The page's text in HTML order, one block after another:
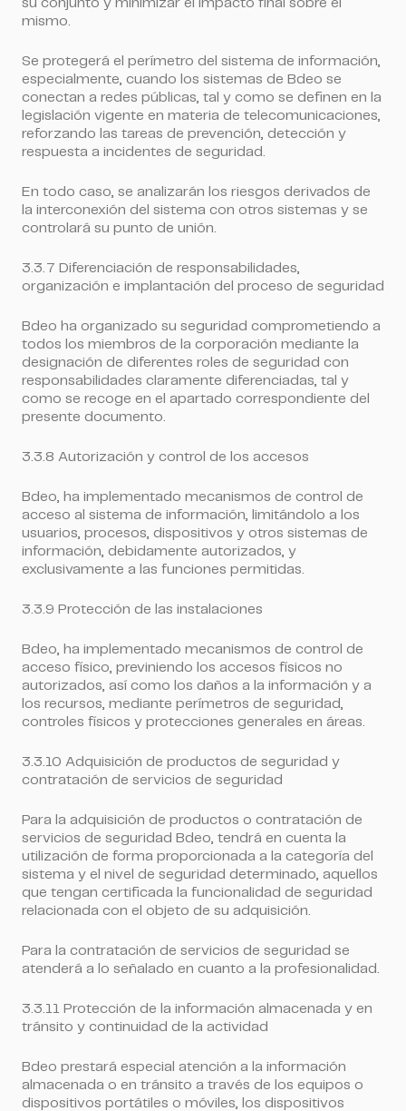
su conjunto y minimizar el impacto final sobre el
mismo.
Se protegerá el perímetro del sistema de información,
especialmente, cuando los sistemas de Bdeo se
conectan a redes públicas, tal y como se definen en la
legislación vigente en materia de telecomunicaciones,
reforzando las tareas de prevención, detección y
respuesta a incidentes de seguridad.
En todo caso, se analizarán los riesgos derivados de
la interconexión del sistema con otros sistemas y se
controlará su punto de unión.
3.3.7 Diferenciación de responsabilidades,
organización e implantación del proceso de seguridad
Bdeo ha organizado su seguridad comprometiendo a
todos los miembros de la corporación mediante la
designación de diferentes roles de seguridad con
responsabilidades claramente diferenciadas, tal y
como se recoge en el apartado correspondiente del
presente documento.
3.3.8 Autorización y control de los accesos
Bdeo, ha implementado mecanismos de control de
acceso al sistema de información, limitándolo a los
usuarios, procesos, dispositivos y otros sistemas de
información, debidamente autorizados, y
exclusivamente a las funciones permitidas.
3.3.9 Protección de las instalaciones
Bdeo, ha implementado mecanismos de control de
acceso físico, previniendo los accesos físicos no
autorizados, así como los daños a la información y a
los recursos, mediante perímetros de seguridad,
controles físicos y protecciones generales en áreas.
3.3.10 Adquisición de productos de seguridad y
contratación de servicios de seguridad
Para la adquisición de productos o contratación de
servicios de seguridad Bdeo, tendrá en cuenta la
utilización de forma proporcionada a la categoría del
sistema y el nivel de seguridad determinado, aquellos
que tengan certificada la funcionalidad de seguridad
relacionada con el objeto de su adquisición.
Para la contratación de servicios de seguridad se
atenderá a lo señalado en cuanto a la profesionalidad.
3.3.11 Protección de la información almacenada y en
tránsito y continuidad de la actividad
Bdeo prestará especial atención a la información
almacenada o en tránsito a través de los equipos o
dispositivos portátiles o móviles, los dispositivos